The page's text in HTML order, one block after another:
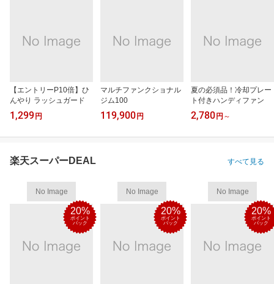
【エントリーP10倍】ひ
んやり ラッシュガード
1,299 円
マルチファンクショナル
ジム100
119,900 円
夏の必須品！冷却プレー
ト付きハンディファン
2,780 円 ～
楽天スーパーDEAL すべて見る
No Image
20%
ポイント
バック
No Image
20%
ポイント
バック
No Image
20%
ポイント
バック